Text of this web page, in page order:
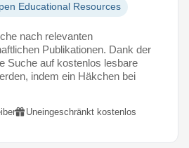
Educational Resources
nach relevanten
Publikationen. Dank der
Suche auf kostenlos lesbare
indem ein Häkchen bei
Uneingeschränkt kostenlos